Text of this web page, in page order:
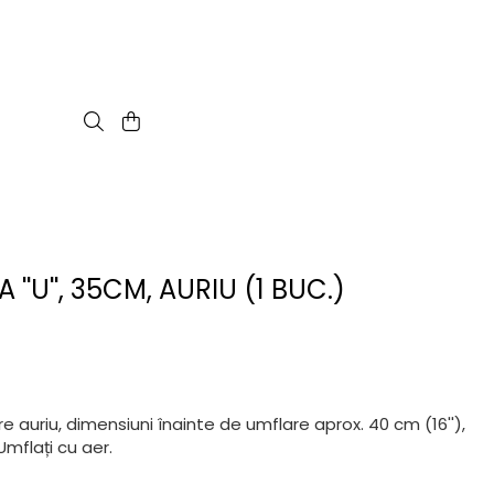
''U'', 35CM, AURIU (1 BUC.)
auriu, dimensiuni înainte de umflare aprox. 40 cm (16''),
cu aer.